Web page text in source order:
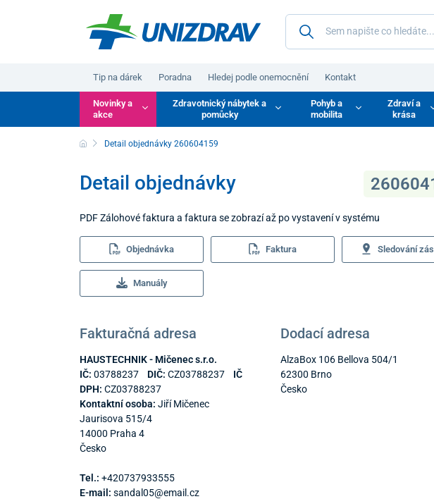
Tip na dárek Poradna Hledej podle onemocnění Kontakt
Novinky a
akce
Zdravotnický nábytek a
pomůcky
Pohyb a
mobilita
Zdraví a
krása
Detail objednávky 260604159
Detail objednávky
PDF Zálohové faktura a faktura se zobrazí až po vystavení v systému
Objednávka Faktura Sledování
Manuály
Fakturačná adresa
HAUSTECHNIK - Mičenec s.r.o.
IČ: 03788237 DIČ: CZ03788237 IČ
DPH: CZ03788237
Kontaktní osoba: Jiří Mičenec
Jaurisova 515/4
14000 Praha 4
Česko
Tel.: +420737933555
E-mail: sandal05@email.cz
Dodací adresa
AlzaBox 106 Bellova 504/1
62300 Brno
Česko